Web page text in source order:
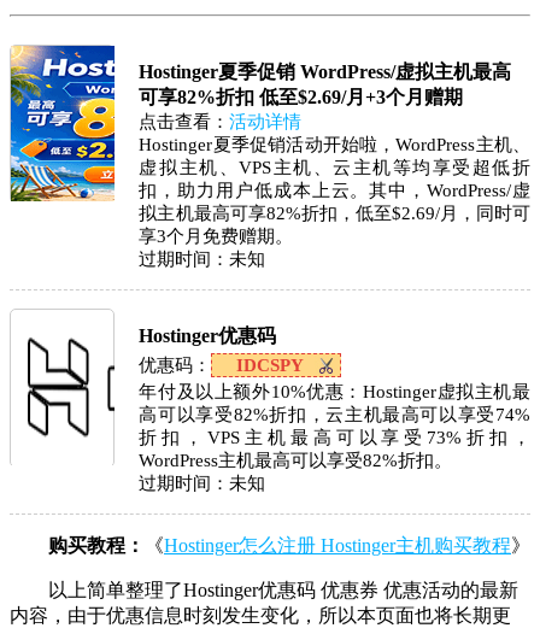
Hostinger夏季促销 WordPress/虚拟主机最高
可享82%折扣 低至$2.69/月+3个月赠期
点击查看：活动详情
Hostinger夏季促销活动开始啦，WordPress主机、
虚拟主机、VPS主机、云主机等均享受超低折
扣，助力用户低成本上云。其中，WordPress/虚
拟主机最高可享82%折扣，低至$2.69/月，同时可
享3个月免费赠期。
过期时间：未知
Hostinger优惠码
优惠码：
IDCSPY
年付及以上额外10%优惠：Hostinger虚拟主机最
高可以享受82%折扣，云主机最高可以享受74%
折扣，VPS主机最高可以享受73%折扣，
WordPress主机最高可以享受82%折扣。
过期时间：未知
购买教程： 《Hostinger怎么注册 Hostinger主机购买教程》
以上简单整理了Hostinger优惠码 优惠券 优惠活动的最新
内容，由于优惠信息时刻发生变化，所以本页面也将长期更